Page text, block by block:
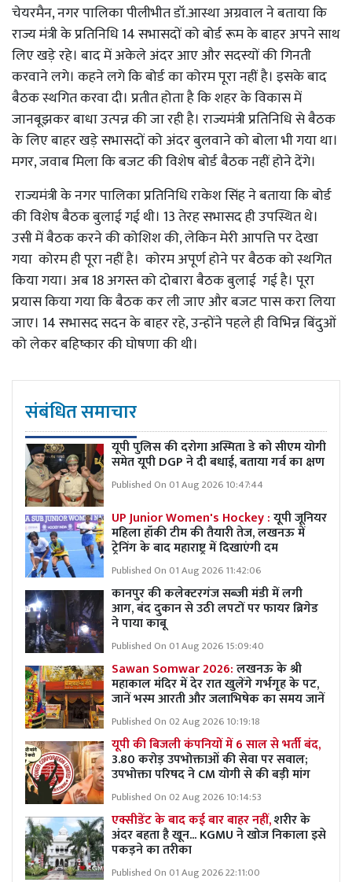
चेयरमैन, नगर पालिका पीलीभीत डॉ.आस्था अग्रवाल ने बताया कि
राज्य मंत्री के प्रतिनिधि 14 सभासदों को बोर्ड रूम के बाहर अपने साथ
लिए खड़े रहे। बाद में अकेले अंदर आए और सदस्यों की गिनती
करवाने लगे। कहने लगे कि बोर्ड का कोरम पूरा नहीं है। इसके बाद
बैठक स्थगित करवा दी। प्रतीत होता है कि शहर के विकास में
जानबूझकर बाधा उत्पन्न की जा रही है। राज्यमंत्री प्रतिनिधि से बैठक
के लिए बाहर खड़े सभासदों को अंदर बुलवाने को बोला भी गया था।
मगर, जवाब मिला कि बजट की विशेष बोर्ड बैठक नहीं होने देंगे।
राज्यमंत्री के नगर पालिका प्रतिनिधि राकेश सिंह ने बताया कि बोर्ड
की विशेष बैठक बुलाई गई थी। 13 तेरह सभासद ही उपस्थित थे।
उसी में बैठक करने की कोशिश की, लेकिन मेरी आपत्ति पर देखा
गया कोरम ही पूरा नहीं है। कोरम अपूर्ण होने पर बैठक को स्थगित
किया गया। अब 18 अगस्त को दोबारा बैठक बुलाई गई है। पूरा
प्रयास किया गया कि बैठक कर ली जाए और बजट पास करा लिया
जाए। 14 सभासद सदन के बाहर रहे, उन्होंने पहले ही विभिन्न बिंदुओं
को लेकर बहिष्कार की घोषणा की थी।
संबंधित समाचार
यूपी पुलिस की दरोगा अस्मिता डे को सीएम योगी
समेत यूपी DGP ने दी बधाई, बताया गर्व का क्षण
Published On 01 Aug 2026 10:47:44
UP Junior Women's Hockey :यूपी जूनियर
महिला हॉकी टीम की तैयारी तेज, लखनऊ में
ट्रेनिंग के बाद महाराष्ट्र में दिखाएंगी दम
Published On 01 Aug 2026 11:42:06
कानपुर की कलेक्टरगंज सब्जी मंडी में लगी
आग, बंद दुकान से उठी लपटों पर फायर ब्रिगेड
ने पाया काबू
Published On 01 Aug 2026 15:09:40
Sawan Somwar 2026:लखनऊ के श्री
महाकाल मंदिर में देर रात खुलेंगे गर्भगृह के पट,
जानें भस्म आरती और जलाभिषेक का समय जानें
Published On 02 Aug 2026 10:19:18
यूपी की बिजली कंपनियों में 6 साल से भर्ती बंद,
3.80 करोड़ उपभोक्ताओं की सेवा पर सवाल;
उपभोक्ता परिषद ने CM योगी से की बड़ी मांग
Published On 02 Aug 2026 10:14:53
एक्सीडेंट के बाद कई बार बाहर नहीं,शरीर के
अंदर बहता है खून... KGMU ने खोज निकाला इसे
पकड़ने का तरीका
Published On 01 Aug 2026 22:11:00